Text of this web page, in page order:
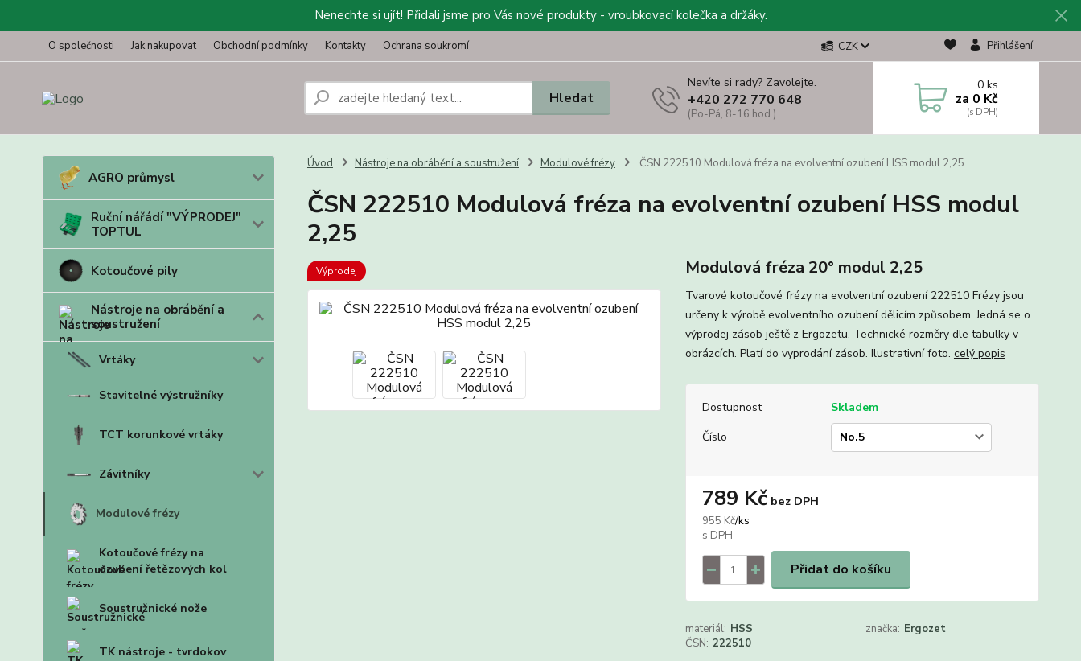
Nenechte si ujít! Přidali jsme pro Vás nové produkty - vroubkovací kolečka a držáky.
O společnosti Jak nakupovat Obchodní podmínky Kontakty Ochrana soukromí CZK Přihlášení
Hledat
Nevíte si rady? Zavolejte.
+420 272 770 648
(Po-Pá, 8-16 hod.)
0ks
za 0 Kč
AGRO průmysl
Ruční nářádí "VÝPRODEJ"
TOPTUL
Kotoučové pily
Nástroje na obrábění a
soustružení
Vrtáky
Stavitelné výstružníky
TCT korunkové vrtáky
Závitníky
Modulové frézy
Kotoučové frézy na
ozubení řetězových kol
Soustružnické nože
TK nástroje - tvrdokov
Úvod Nástroje na obrábění a soustružení Modulové frézy ČSN 222510 Modulová fréza na evolventní ozubení HSS modul 2,25
ČSN 222510 Modulová fréza na evolventní ozubení HSS modul
2,25
Výprodej Modulová fréza 20° modul 2,25
Tvarové kotoučové frézy na evolventní ozubení 222510 Frézy jsou
určeny k výrobě evolventního ozubení dělicím způsobem. Jedná se o
výprodej zásob ještě z Ergozetu. Technické rozměry dle tabulky v
obrázcích. Platí do vyprodání zásob. Ilustrativní foto. celý popis
Dostupnost
Skladem
Číslo
955 Kč/ks
789 Kč bez DPH
Přidat do košíku
materiál: HSS značka: Ergozet
ČSN: 222510